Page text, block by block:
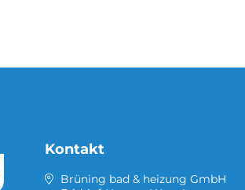
Kontakt
Brüning bad & heizung GmbH